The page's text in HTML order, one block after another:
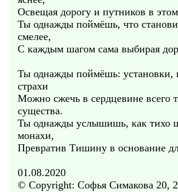
Освещая дорогу и путников в
Ты однажды поймёшь, что
смелее,
С каждым шагом сама выбирая
Ты однажды поймёшь: установки,
страхи
Можно сжечь в сердцевине всего
существа.
Ты однажды услышишь, как тихо
монахи,
Превратив Тишину в основание
01.08.2020
© Copyright: Софья Симакова 20,